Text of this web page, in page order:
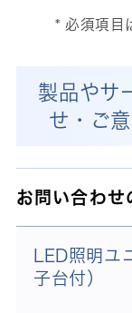
必須項目
製品やサ
せ・ご
お問い合わせ
LED照明
子台付）